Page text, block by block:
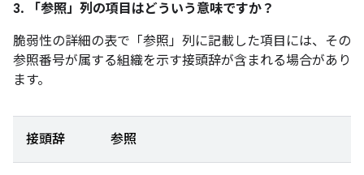
3. 「参照」 列の項目はどういう意味ですか？
脆弱性の詳細の表で「参照」列に記載した項目には、その
参照番号が属する組織を示す接頭辞が含まれる場合があり
ます。
接頭辞 参照